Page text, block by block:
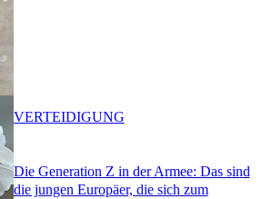
Die Generation Z in der Armee: Das sind
die jungen Europäer, die sich zum
VERTEIDIGUNG